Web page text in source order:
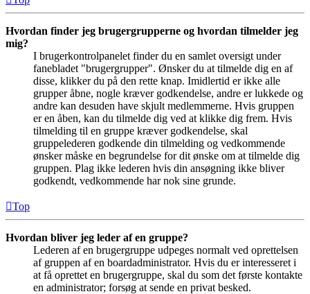
Hvordan finder jeg brugergrupperne og hvordan tilmelder jeg
mig?
I brugerkontrolpanelet finder du en samlet oversigt under
fanebladet "brugergrupper". Ønsker du at tilmelde dig en af
disse, klikker du på den rette knap. Imidlertid er ikke alle
grupper åbne, nogle kræver godkendelse, andre er lukkede og
andre kan desuden have skjult medlemmerne. Hvis gruppen
er en åben, kan du tilmelde dig ved at klikke dig frem. Hvis
tilmelding til en gruppe kræver godkendelse, skal
gruppelederen godkende din tilmelding og vedkommende
ønsker måske en begrundelse for dit ønske om at tilmelde dig
gruppen. Plag ikke lederen hvis din ansøgning ikke bliver
godkendt, vedkommende har nok sine grunde.
Top
Hvordan bliver jeg leder af en gruppe?
Lederen af en brugergruppe udpeges normalt ved oprettelsen
af gruppen af en boardadministrator. Hvis du er interesseret i
at få oprettet en brugergruppe, skal du som det første kontakte
en administrator; forsøg at sende en privat besked.